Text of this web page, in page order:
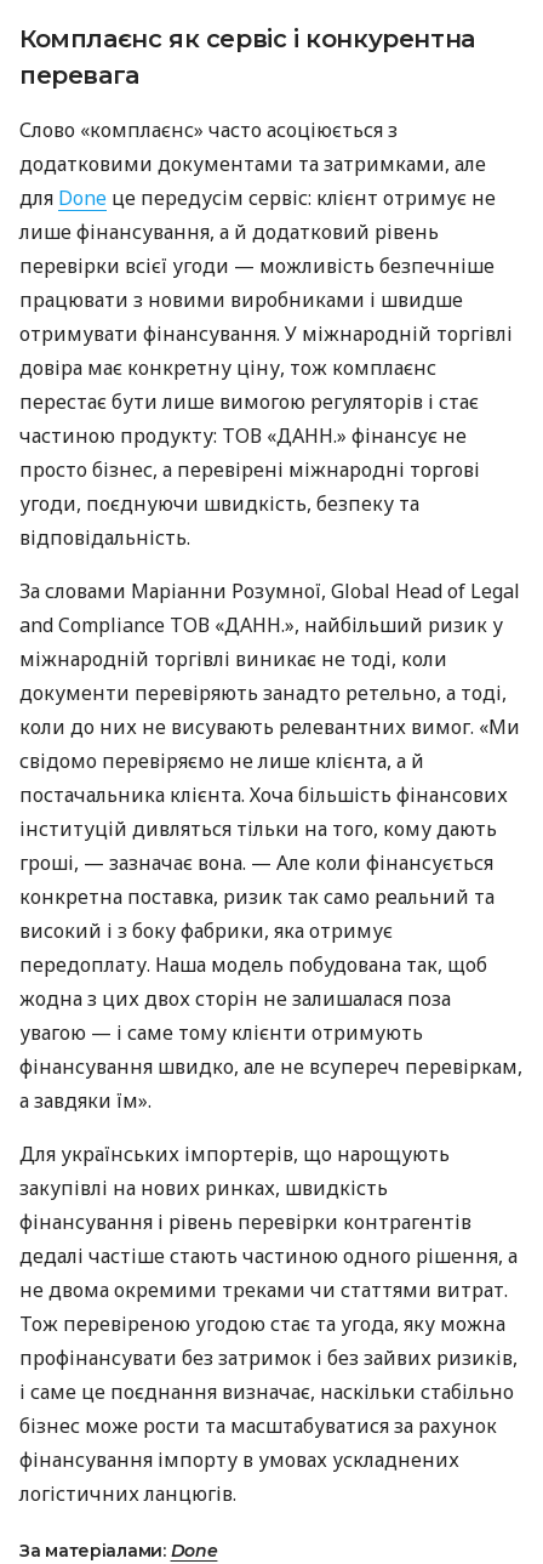
Комплаєнс як сервіс і конкурентна
перевага
Слово «комплаєнс» часто асоціюється з
додатковими документами та затримками, але
для Done це передусім сервіс: клієнт отримує не
лише фінансування, а й додатковий рівень
перевірки всієї угоди — можливість безпечніше
працювати з новими виробниками і швидше
отримувати фінансування. У міжнародній торгівлі
довіра має конкретну ціну, тож комплаєнс
перестає бути лише вимогою регуляторів і стає
частиною продукту: ТОВ «ДАНН.» фінансує не
просто бізнес, а перевірені міжнародні торгові
угоди, поєднуючи швидкість, безпеку та
відповідальність.
За словами Маріанни Розумної, Global Head of Legal
and Compliance ТОВ «ДАНН.», найбільший ризик у
міжнародній торгівлі виникає не тоді, коли
документи перевіряють занадто ретельно, а тоді,
коли до них не висувають релевантних вимог. «Ми
свідомо перевіряємо не лише клієнта, а й
постачальника клієнта. Хоча більшість фінансових
інституцій дивляться тільки на того, кому дають
гроші, — зазначає вона. — Але коли фінансується
конкретна поставка, ризик так само реальний та
високий і з боку фабрики, яка отримує
передоплату. Наша модель побудована так, щоб
жодна з цих двох сторін не залишалася поза
увагою — і саме тому клієнти отримують
фінансування швидко, але не всупереч перевіркам,
а завдяки їм».
Для українських імпортерів, що нарощують
закупівлі на нових ринках, швидкість
фінансування і рівень перевірки контрагентів
дедалі частіше стають частиною одного рішення, а
не двома окремими треками чи статтями витрат.
Тож перевіреною угодою стає та угода, яку можна
профінансувати без затримок і без зайвих ризиків,
і саме це поєднання визначає, наскільки стабільно
бізнес може рости та масштабуватися за рахунок
фінансування імпорту в умовах ускладнених
логістичних ланцюгів.
За матеріалами: Done